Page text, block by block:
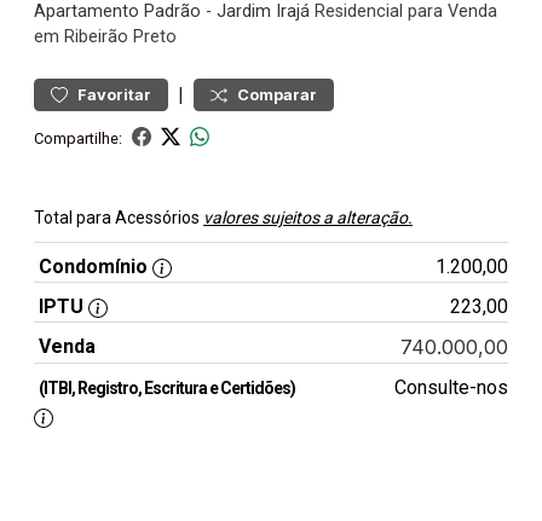
Apartamento Padrão - Jardim Irajá Residencial para Venda
em Ribeirão Preto
Favoritar | Comparar
Compartilhe:
Total para Acessórios valores sujeitos a alteração.
Condomínio
1.200,00
IPTU
223,00
Venda
740.000,00
(ITBI, Registro, Escritura e Certidões) Consulte-nos